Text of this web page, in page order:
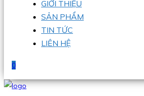
GIỚI THIỆU
SẢN PHẨM
TIN TỨC
LIÊN HỆ
0